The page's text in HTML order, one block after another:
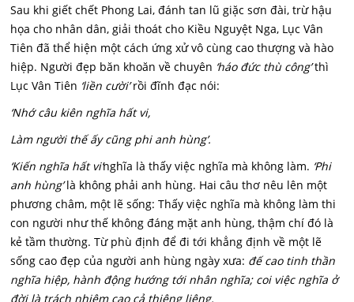
Sau khi giết chết Phong Lai, đánh tan lũ giặc sơn đài, trừ hậu
họa cho nhân dân, giải thoát cho Kiều Nguyệt Nga, Lục Vân
Tiên đã thể hiện một cách ứng xử vô cùng cao thượng và hào
hiệp. Người đẹp băn khoăn về chuyên ‘háo đức thù công’thì
Lục Vân Tiên ‘liền cười’rồi đĩnh đạc nói:
‘Nhớ câu kiên nghĩa hất vi,
Làm người thế ấy cũng phi anh hùng’.
‘Kiến nghĩa hất vi’nghĩa là thấy việc nghĩa mà không làm. ‘Phi
anh hùng’là không phải anh hùng. Hai câu thơ nêu lên một
phương châm, một lẽ sống: Thấy việc nghĩa mà không làm thi
con người như thế không đáng mặt anh hùng, thậm chí đó là
kẻ tầm thường. Từ phù định để đi tới khẳng định về một lẽ
sống cao đẹp của người anh hùng ngày xưa: đế cao tinh thần
nghĩa hiệp, hành động hướng tới nhân nghĩa; coi việc nghĩa ở
đời là trách nhiệm cao cả thiêng liêng.